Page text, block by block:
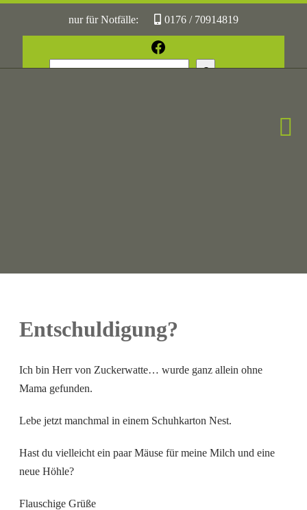
nur für Notfälle: 0176 / 70914819
05361 / 3070775
Facebook
Entschuldigung?
Ich bin Herr von Zuckerwatte… wurde ganz allein ohne
Mama gefunden.
Lebe jetzt manchmal in einem Schuhkarton Nest.
Hastdu vielleicht ein paar Mäuse für meine Milch und eine
neue Höhle?
Flauschige Grüße